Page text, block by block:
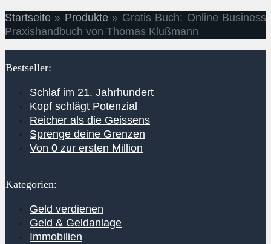
Startseite » Produkte» Gratis Buch: Online Business
Praxishandbuch von Thomas Klußmann
Bestseller:
Schlaf im 21. Jahrhundert
Kopf schlägt Potenzial
Reicher als die Geissens
Sprenge deine Grenzen
Von 0 zur ersten Million
Kategorien:
Geld verdienen
Geld & Geldanlage
Immobilien